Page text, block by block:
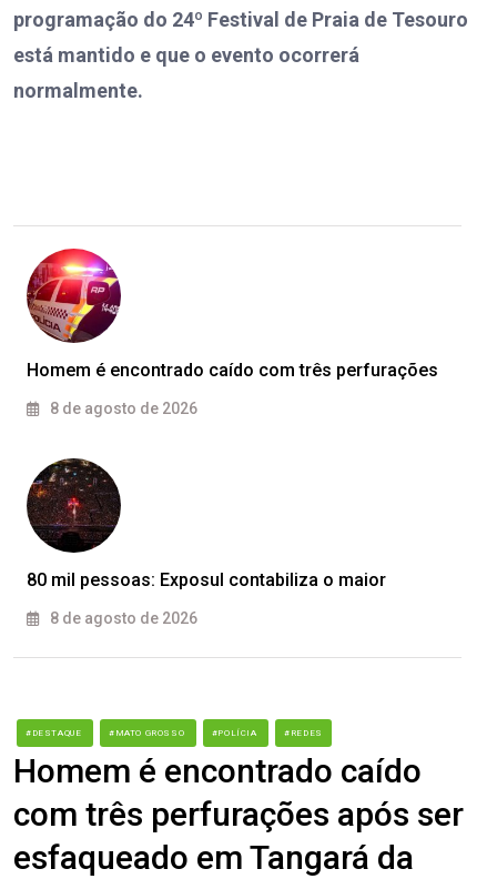
programação do 24º Festival de Praia de Tesouro
está mantido e que o evento ocorrerá
normalmente.
Homem é encontrado caído com três perfurações
8 de agosto de 2026
80 mil pessoas: Exposul contabiliza o maior
8 de agosto de 2026
#DESTAQUE #MATO GROSSO #POLÍCIA #REDES
Homem é encontrado caído
com três perfurações após ser
esfaqueado em Tangará da